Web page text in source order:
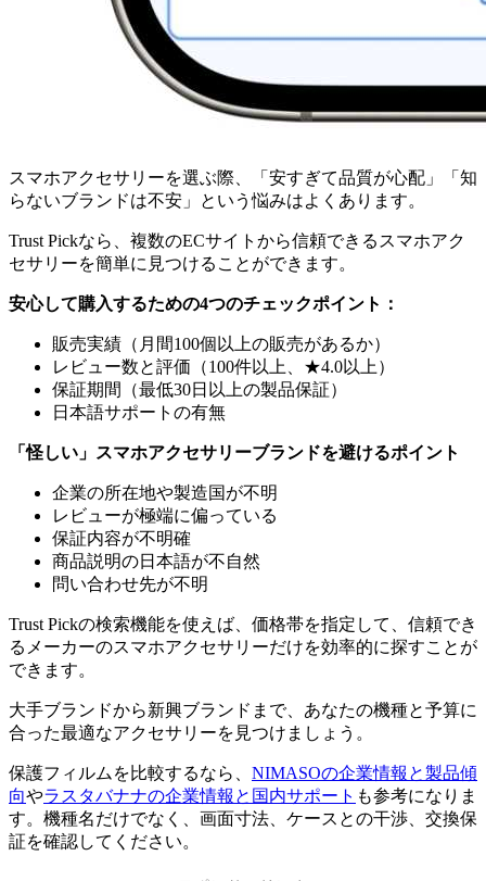
スマホアクセサリーを選ぶ際、「安すぎて品質が心配」「知
らないブランドは不安」という悩みはよくあります。
Trust Pickなら、複数のECサイトから信頼できるスマホアク
セサリーを簡単に見つけることができます。
安心して購入するための4つのチェックポイント：
販売実績（月間100個以上の販売があるか）
レビュー数と評価（100件以上、★4.0以上）
保証期間（最低30日以上の製品保証）
日本語サポートの有無
「怪しい」スマホアクセサリーブランドを避けるポイント
企業の所在地や製造国が不明
レビューが極端に偏っている
保証内容が不明確
商品説明の日本語が不自然
問い合わせ先が不明
Trust Pickの検索機能を使えば、価格帯を指定して、信頼でき
るメーカーのスマホアクセサリーだけを効率的に探すことが
できます。
大手ブランドから新興ブランドまで、あなたの機種と予算に
合った最適なアクセサリーを見つけましょう。
保護フィルムを比較するなら、 NIMASOの企業情報と製品傾
向やラスタバナナの企業情報と国内サポート も参考になりま
す。機種名だけでなく、画面寸法、ケースとの干渉、交換保
証を確認してください。